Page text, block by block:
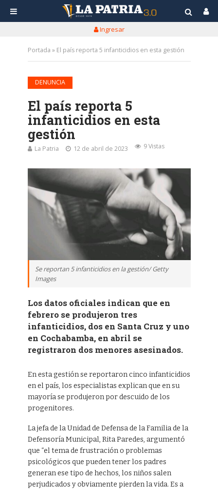
Ingresar
Portada » El país reporta 5 infanticidios en esta gestión
DENUNCIA
El país reporta 5
infanticidios en esta
gestión
La Patria 12 de abril de 2023 9 Vistas
Se reportan 5 infanticidios en la gestión/ Getty
Images
Los datos oficiales indican que en
febrero se produjeron tres
infanticidios, dos en Santa Cruz y uno
en Cochabamba, en abril se
registraron dos menores asesinados.
En esta gestión se reportaron cinco infanticidios
en el país, los especialistas explican que en su
mayoría se produjeron por descuido de los
progenitores.
La jefa de la Unidad de Defensa de la Familia de la
Defensoría Municipal, Rita Paredes, argumentó
que “el tema de frustración o problemas
psicológicos que pueden tener los padres
generan ese tipo de hechos, los niños salen
perjudicados y obviamente pierden la vida. Es a